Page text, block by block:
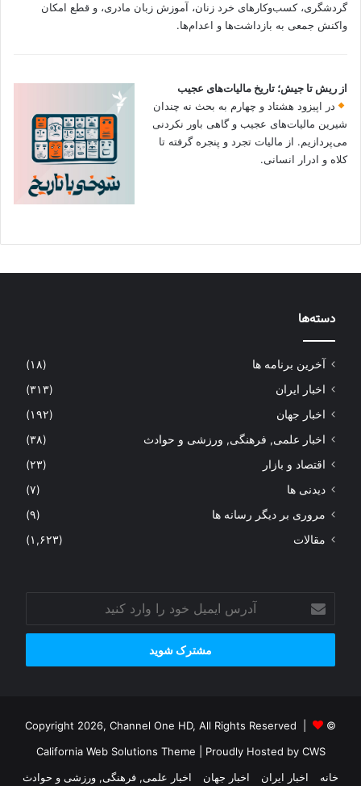
گردشگری، کسب‌وکارهای خرد زنان، آموزش زبان مادری، و قطع امکان
واکنش جمعی به بازداشت‌ها و اعدام‌ها.
از ریش تا جیش؛ تاریخ مالیات‌های عجیب
در اپیزود هشتاد و چهارم به بحث نه چندان
شیرین مالیات‌های عجیب و گاهی باور نکردنی‌
می‌پردازیم. از مالیات تجرد و پنجره گرفته تا
کلاه و ادرار انسانی.
دسته‌ها
آخرین برنامه ها
(۱۸)
اخبار ایران
(۳۱۳)
اخبار جهان
(۱۹۲)
اخبار علمی, فرهنگی, ورزشی و حوادث
(۳۸)
اقتصاد و بازار
(۲۳)
دیدنی ها
(۷)
مروری بر دیگر رسانه ها
(۹)
مقالات
(۱,۶۲۳)
ایمیل
خود
وارد
© Copyright 2026, Channel One HD, All Rights Reserved |
California Web Solutions Theme | Proudly Hosted by CWS
خانه
اخبار ایران اخبار جهان اخبار علمی, فرهنگی, ورزشی و حوادث